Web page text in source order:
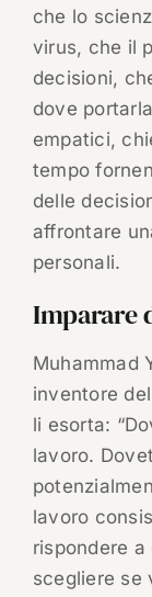
che lo
virus, che il
decisioni,
dove
empatici,
tempo
delle
affrontare
personali.
Imparare
Muhammad
inventore
li esorta:
lavoro.
lavoro
rispondere
scegliere se